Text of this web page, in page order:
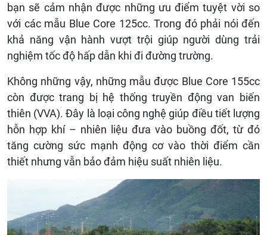
bạn sẽ cảm nhận được những ưu điểm tuyệt vời so
với các mẫu Blue Core 125cc. Trong đó phải nói đến
khả năng vận hành vượt trội giúp người dùng trải
nghiệm tốc độ hấp dẫn khi đi đường trường.
Không những vậy, những mẫu được Blue Core 155cc
còn được trang bị hệ thống truyền động van biến
thiên (VVA). Đây là loại công nghệ giúp điều tiết lượng
hỗn hợp khí – nhiên liệu đưa vào buồng đốt, từ đó
tăng cường sức mạnh động cơ vào thời điểm cần
thiết nhưng vẫn bảo đảm hiệu suất nhiên liệu.